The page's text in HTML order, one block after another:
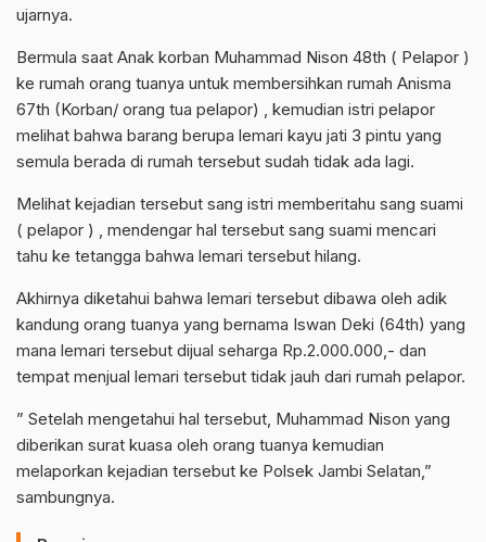
ujarnya.
Bermula saat Anak korban Muhammad Nison 48th ( Pelapor )
ke rumah orang tuanya untuk membersihkan rumah Anisma
67th (Korban/ orang tua pelapor) , kemudian istri pelapor
melihat bahwa barang berupa lemari kayu jati 3 pintu yang
semula berada di rumah tersebut sudah tidak ada lagi.
Melihat kejadian tersebut sang istri memberitahu sang suami
( pelapor ) , mendengar hal tersebut sang suami mencari
tahu ke tetangga bahwa lemari tersebut hilang.
Akhirnya diketahui bahwa lemari tersebut dibawa oleh adik
kandung orang tuanya yang bernama Iswan Deki (64th) yang
mana lemari tersebut dijual seharga Rp.2.000.000,- dan
tempat menjual lemari tersebut tidak jauh dari rumah pelapor.
” Setelah mengetahui hal tersebut, Muhammad Nison yang
diberikan surat kuasa oleh orang tuanya kemudian
melaporkan kejadian tersebut ke Polsek Jambi Selatan,”
sambungnya.